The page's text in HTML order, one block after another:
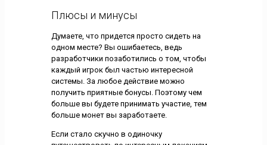
Плюсы и минусы
Думаете, что придется просто сидеть на
одном месте? Вы ошибаетесь, ведь
разработчики позаботились о том, чтобы
каждый игрок был частью интересной
системы. За любое действие можно
получить приятные бонусы. Поэтому чем
больше вы будете принимать участие, тем
больше монет вы заработаете.
Если стало скучно в одиночку